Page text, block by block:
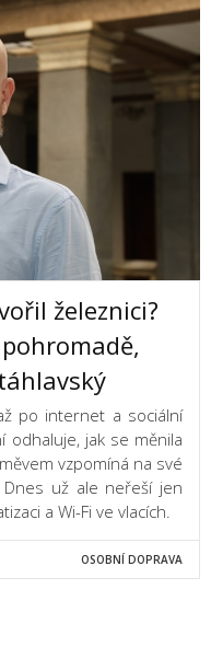
železnici?
po internet a sociální
odhaluje, jak se měnila
vzpomíná na své
už ale neřeší jen
a Wi-Fi ve vlacích.
OSOBNÍ DOPRAVA